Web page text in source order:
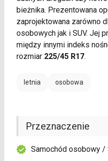
bieżnika. Prezentowana
zaprojektowana zarówno
osobowych jak i SUV. Jej
między innymi indeks
rozmiar 225/45 R17.
letnia osobowa
Przeznaczenie
Samochód osobowy /